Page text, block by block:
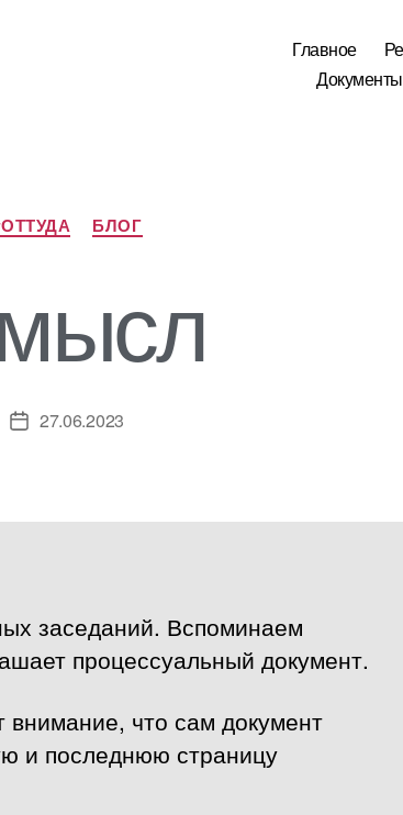
Главное
Рубрики
БЛОГ
Дата27.06.2023
заседаний. Вспоминаем
процессуальный документ.
что сам документ
и последнюю страницу